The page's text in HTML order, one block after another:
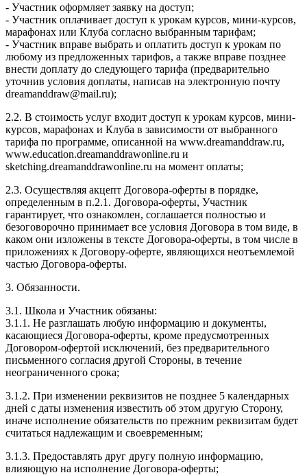
- Участник оформляет заявку на доступ;
- Участник оплачивает доступ к урокам курсов, мини-курсов,
марафонах или Клуба согласно выбранным тарифам;
- Участник вправе выбрать и оплатить доступ к урокам по
любому из предложенных тарифов, а также вправе позднее
внести доплату до следующего тарифа (предварительно
уточнив условия доплаты, написав на электронную почту
dreamanddraw@mail.ru);
2.2. В стоимость услуг входит доступ к урокам курсов, мини-
курсов, марафонах и Клуба в зависимости от выбранного
тарифа по программе, описанной на www.dreamanddraw.ru,
www.education.dreamanddrawonline.ru и
sketching.dreamanddrawonline.ru на момент оплаты;
2.3. Осуществляя акцепт Договора-оферты в порядке,
определенным в п.2.1. Договора-оферты, Участник
гарантирует, что ознакомлен, соглашается полностью и
безоговорочно принимает все условия Договора в том виде, в
каком они изложены в тексте Договора-оферты, в том числе в
приложениях к Договору-оферте, являющихся неотъемлемой
частью Договора-оферты.
3. Обязанности.
3.1. Школа и Участник обязаны:
3.1.1. Не разглашать любую информацию и документы,
касающиеся Договора-оферты, кроме предусмотренных
Договором-офертой исключений, без предварительного
письменного согласия другой Стороны, в течение
неограниченного срока;
3.1.2. При изменении реквизитов не позднее 5 календарных
дней с даты изменения известить об этом другую Сторону,
иначе исполнение обязательств по прежним реквизитам будет
считаться надлежащим и своевременным;
3.1.3. Предоставлять друг другу полную информацию,
влияющую на исполнение Договора-оферты;